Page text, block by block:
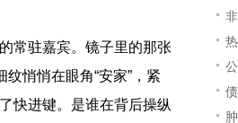
常驻嘉宾。镜子里的那张
悄悄在眼角“安家”，紧
快进键。是谁在背后操纵